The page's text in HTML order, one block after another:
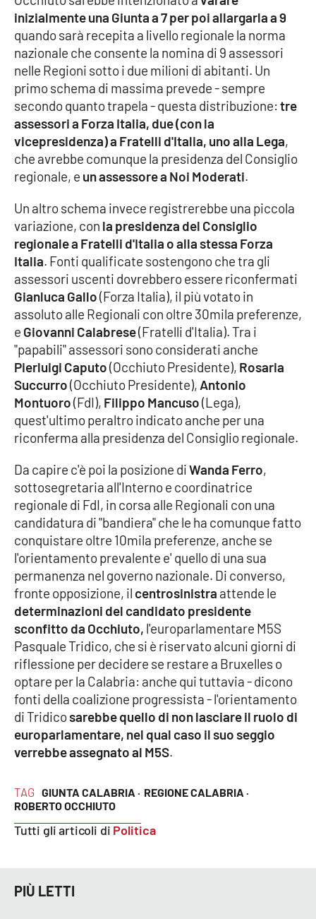
SPECIALI
Buona Sanità Calabria
LA
CALABRIAVISIONE
Destinazioni
Eventi
Storie
LAC
NETWORK
Lacplay.it
Lactv.it
Laconair.it
Lacitymag.it
Lacapitalenews.it
Ilreggino.it
Cosenzachannel.it
Ilvibonese.it
Catanzarochannel.it
APP
Android
TAG GIUNTA CALABRIA · REGIONE CALABRIA ·
ROBERTO OCCHIUTO
Tutti gli articoli di Politica
inizialmente una Giunta a 7 per poi allargarla a 9
quando sarà recepita a livello regionale la norma
nazionale che consente la nomina di 9 assessori
nelle Regioni sotto i due milioni di abitanti. Un
primo schema di massima prevede - sempre
secondo quanto trapela - questa distribuzione:tre
assessori a Forza Italia, due (con la
vicepresidenza) a Fratelli d'Italia, uno alla Lega,
che avrebbe comunque la presidenza del Consiglio
regionale, e un assessore a Noi Moderati.
Un altro schema invece registrerebbe una piccola
variazione, con la presidenza del Consiglio
regionale a Fratelli d'Italia o alla stessa Forza
Italia. Fonti qualificate sostengono che tra gli
assessori uscenti dovrebbero essere riconfermati
Gianluca Gallo(Forza Italia), il più votato in
assoluto alle Regionali con oltre 30mila preferenze,
e Giovanni Calabrese(Fratelli d'Italia). Tra i
"papabili" assessori sono considerati anche
Pierluigi Caputo(Occhiuto Presidente), Rosaria
Succurro(Occhiuto Presidente), Antonio
Montuoro(FdI), Filippo Mancuso(Lega),
quest'ultimo peraltro indicato anche per una
riconferma alla presidenza del Consiglio regionale.
Da capire c'è poi la posizione diWanda Ferro,
sottosegretaria all'Interno e coordinatrice
regionale di FdI, in corsa alle Regionali con una
candidatura di "bandiera" che le ha comunque fatto
conquistare oltre 10mila preferenze, anche se
l'orientamento prevalente e' quello di una sua
permanenza nel governo nazionale. Di converso,
fronte opposizione, il centrosinistra attende le
determinazioni del candidato presidente
sconfitto da Occhiuto, l'europarlamentare M5S
Pasquale Tridico, che si è riservato alcuni giorni di
riflessione per decidere se restare a Bruxelles o
optare per la Calabria: anche qui tuttavia - dicono
fonti della coalizione progressista - l'orientamento
di Tridicosarebbe quello di non lasciare il ruolo di
europarlamentare, nel qual caso il suo seggio
verrebbe assegnato al M5S.
PIÙ LETTI